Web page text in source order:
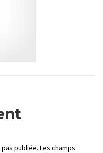
publiée. Les champs